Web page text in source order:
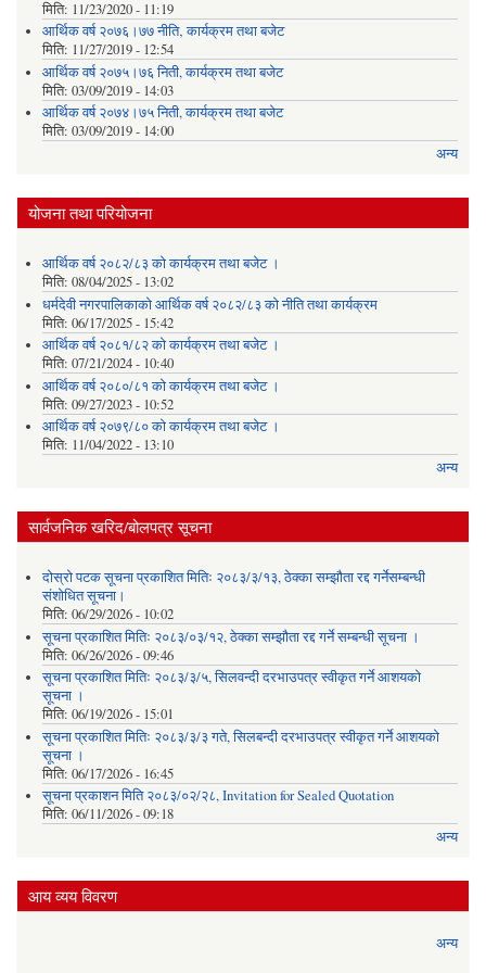
मिति: 11/23/2020 - 11:19
आर्थिक वर्ष २०७६।७७ नीति‚ कार्यक्रम तथा बजेट
मिति: 11/27/2019 - 12:54
आर्थिक वर्ष २०७५।७६ निती, कार्यक्रम तथा बजेट
मिति: 03/09/2019 - 14:03
आर्थिक वर्ष २०७४।७५ निती, कार्यक्रम तथा बजेट
मिति: 03/09/2019 - 14:00
अन्य
योजना तथा परियोजना
आर्थिक वर्ष २०८२/८३ को कार्यक्रम तथा बजेट ।
मिति: 08/04/2025 - 13:02
धर्मदेवी नगरपालिकाको आर्थिक वर्ष २०८२/८३ को नीति तथा कार्यक्रम
मिति: 06/17/2025 - 15:42
आर्थिक वर्ष २०८१/८२ को कार्यक्रम तथा बजेट ।
मिति: 07/21/2024 - 10:40
आर्थिक वर्ष २०८०/८१ को कार्यक्रम तथा बजेट ।
मिति: 09/27/2023 - 10:52
आर्थिक वर्ष २०७९/८० को कार्यक्रम तथा बजेट ।
मिति: 11/04/2022 - 13:10
अन्य
सार्वजनिक खरिद/बोलपत्र सूचना
दोस्रो पटक सूचना प्रकाशित मितिः २०८३/३/१३, ठेक्का सम्झौता रद्द गर्नेसम्बन्धी
संशोधित सूचना।
मिति: 06/29/2026 - 10:02
सूचना प्रकाशित मितिः २०८३/०३/१२, ठेक्का सम्झौता रद्द गर्ने सम्बन्धी सूचना ।
मिति: 06/26/2026 - 09:46
सूचना प्रकाशित मितिः २०८३/३/५, सिलवन्दी दरभाउपत्र स्वीकृत गर्ने आशयको
सूचना ।
मिति: 06/19/2026 - 15:01
सूचना प्रकाशित मितिः २०८३/३/३ गते, सिलबन्दी दरभाउपत्र स्वीकृत गर्ने आशयको
सूचना ।
मिति: 06/17/2026 - 16:45
सूचना प्रकाशन मिति २०८३/०२/२८, Invitation for Sealed Quotation
मिति: 06/11/2026 - 09:18
अन्य
आय व्यय विवरण
अन्य